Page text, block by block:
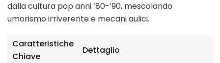
dalla cultura pop anni ’80-’90, mescolando
umorismo irriverente e mecani aulici.
Caratteristiche
Chiave
Dettaglio